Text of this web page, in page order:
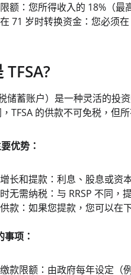
额：您所得收入的 18%（最
71 岁时转换资金：您必须
TFSA?
储蓄账户）是一种灵活的投
，TFSA 的供款不可免税，但
优势：
长和提款：利息、股息或资
无需纳税：与 RRSP 不同，
款：如果您提款，您可以在
事项：
款限额：由政府每年设定（